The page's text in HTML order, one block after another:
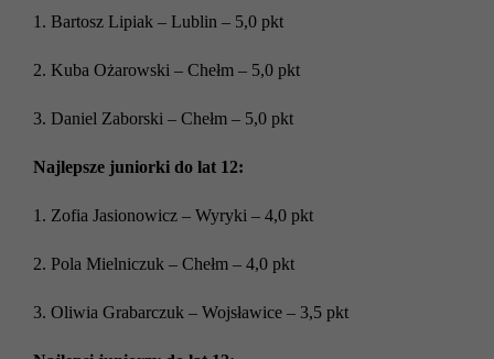
1. Bartosz Lipiak – Lublin – 5,0 pkt
2. Kuba Ożarowski – Chełm – 5,0 pkt
3. Daniel Zaborski – Chełm – 5,0 pkt
Najlepsze juniorki do lat 12:
1. Zofia Jasionowicz – Wyryki – 4,0 pkt
2. Pola Mielniczuk – Chełm – 4,0 pkt
3. Oliwia Grabarczuk – Wojsławice – 3,5 pkt